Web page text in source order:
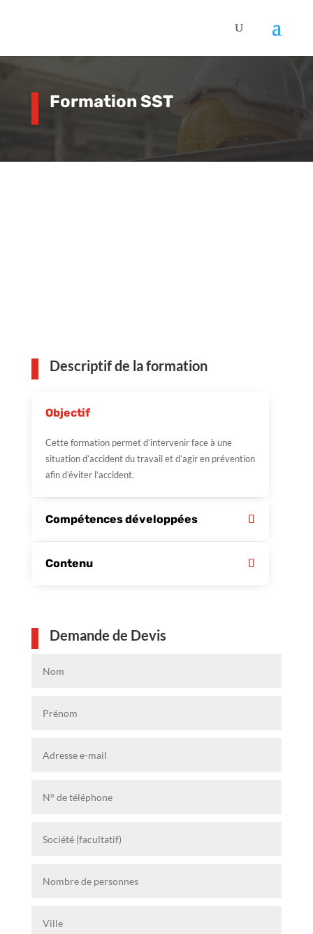
Formation SST
Descriptif de la formation
Objectif
Cette formation permet d’intervenir face à une
situation d’accident du travail et d’agir en prévention
afin d’éviter l’accident.
Compétences développées
Contenu
Demande de Devis